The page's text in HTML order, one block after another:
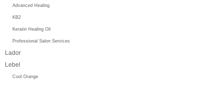
Advanced Healing
KB2
Keratin Healing Oil
Professional Salon Services
Lador
Lebel
Cool Orange